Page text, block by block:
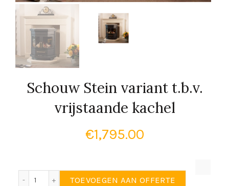
Schouw Stein variant t.b.v.
vrijstaande kachel
€1,795.00
TOEVOEGEN AAN OFFERTE